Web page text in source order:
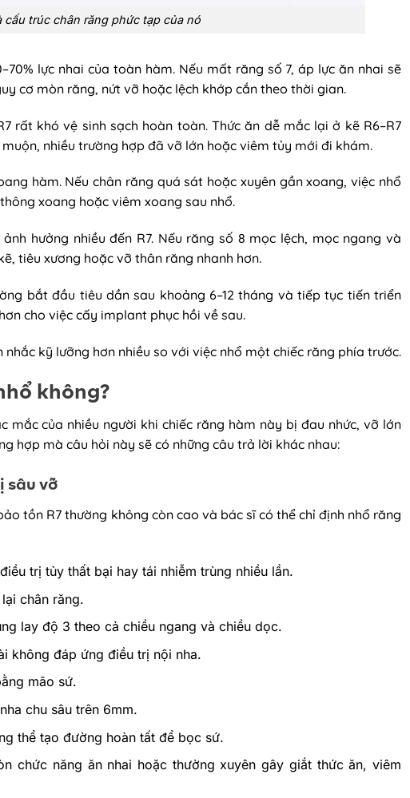
cấu trúc chân răng phức tạp của nó
lực nhai của toàn hàm. Nếu mất răng số 7, áp lực ăn nhai sẽ
cơ mòn răng, nứt vỡ hoặc lệch khớp cắn theo thời gian.
rất khó vệ sinh sạch hoàn toàn. Thức ăn dễ mắc lại ở kẽ R6–R7
nhiều trường hợp đã vỡ lớn hoặc viêm tủy mới đi khám.
hàm. Nếu chân răng quá sát hoặc xuyên gần xoang, việc nhổ
xoang hoặc viêm xoang sau nhổ.
hưởng nhiều đến R7. Nếu răng số 8 mọc lệch, mọc ngang và
tiêu xương hoặc vỡ thân răng nhanh hơn.
bắt đầu tiêu dần sau khoảng 6–12 tháng và tiếp tục tiến triển
cho việc cấy implant phục hồi về sau.
kỹ lưỡng hơn nhiều so với việc nhổ một chiếc răng phía trước.
không?
mắc của nhiều người khi chiếc răng hàm này bị đau nhức, vỡ lớn
hợp mà câu hỏi này sẽ có những câu trả lời khác nhau:
sâu vỡ
tồn R7 thường không còn cao và bác sĩ có thể chỉ định nhổ răng
trị tủy thất bại hay tái nhiễm trùng nhiều lần.
chân răng.
lay độ 3 theo cả chiều ngang và chiều dọc.
không đáp ứng điều trị nội nha.
mão sứ.
chu sâu trên 6mm.
thể tạo đường hoàn tất để bọc sứ.
chức năng ăn nhai hoặc thường xuyên gây giắt thức ăn, viêm